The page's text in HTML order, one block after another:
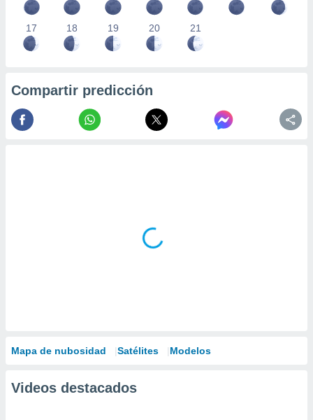
17 18 19 20 21
Compartir predicción
Mapa de nubosidad Satélites Modelos
Videos destacados